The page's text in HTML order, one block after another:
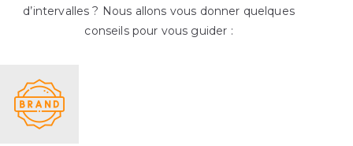
d’intervalles ? Nous allons vous donner quelques
conseils pour vous guider :